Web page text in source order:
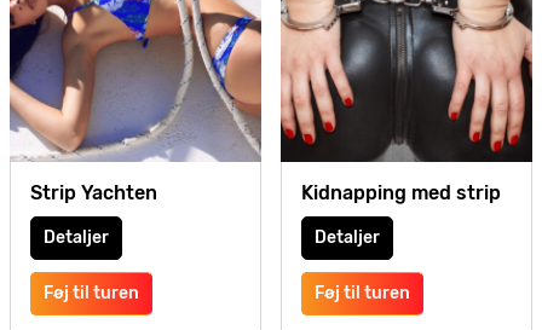
Strip Yachten
Detaljer
Føj til turen
Kidnapping med strip
Detaljer
Føj til turen